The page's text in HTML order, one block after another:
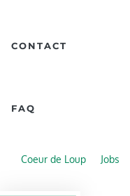
CONTACT
FAQ
Coeur de Loup Jobs